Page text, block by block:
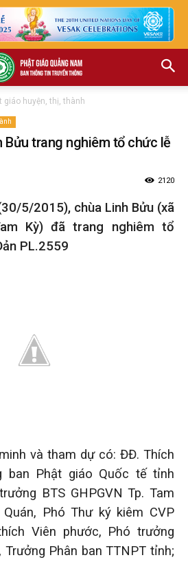
giáo huyện, thị, thành
Bửu trang nghiêm tổ chức lễ
2120
5/2015), chùa Linh Bửu (xã
Kỳ) đã trang nghiêm tổ
PL.2559
và tham dự có: ĐĐ. Thích
ban Phật giáo Quốc tế tỉnh
BTS GHPGVN Tp. Tam
Phó Thư ký kiêm CVP
Viên phước, Phó trưởng
Trưởng Phân ban TTNPT tỉnh;